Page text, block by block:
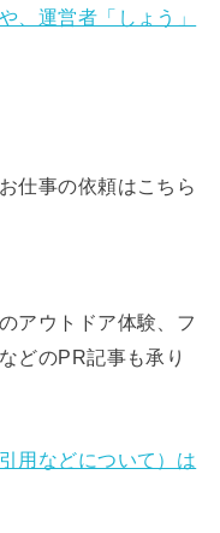
、運営者「しょう」
仕事の依頼はこちら
アウトドア体験、フ
どのPR記事も承り
用などについて）は